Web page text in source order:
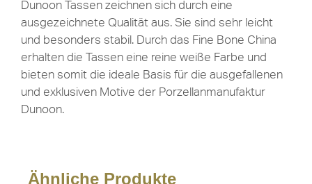
Dunoon Tassen zeichnen sich durch eine
ausgezeichnete Qualität aus. Sie sind sehr leicht
und besonders stabil. Durch das Fine Bone China
erhalten die Tassen eine reine weiße Farbe und
bieten somit die ideale Basis für die ausgefallenen
und exklusiven Motive der Porzellanmanufaktur
Dunoon.
Ähnliche Produkte